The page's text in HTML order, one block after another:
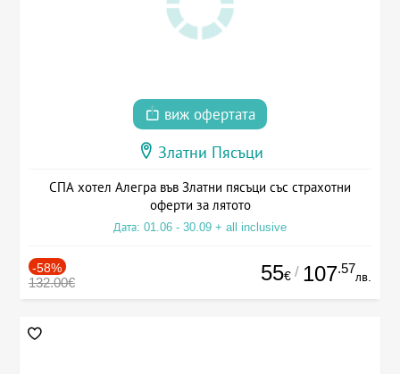
виж офертата
Златни Пясъци
СПА хотел Алегра във Златни пясъци със страхотни
оферти за лятото
Дата: 01.06 - 30.09 + all inclusive
-58%
132.00€ 55€ / 107.57
лв.